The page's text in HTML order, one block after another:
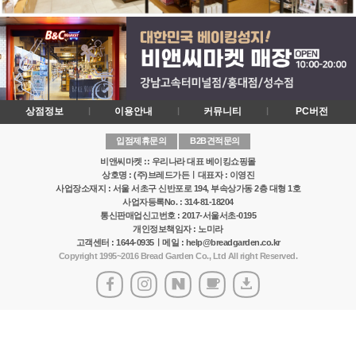
상점정보 이용안내 커뮤니티 PC버전
입점제휴문의 B2B견적문의
비앤씨마켓 :: 우리나라 대표 베이킹쇼핑몰
상호명 : (주)브레드가든ㅣ대표자 : 이영진
사업장소재지 : 서울 서초구 신반포로 194, 부속상가동 2층 대형 1호
사업자등록No. : 314-81-18204
통신판매업신고번호 : 2017-서울서초-0195
개인정보책임자 : 노미라
고객센터 : 1644-0935ㅣ메일 : help@breadgarden.co.kr
Copyright 1995~2016 Bread Garden Co., Ltd All right Reserved.